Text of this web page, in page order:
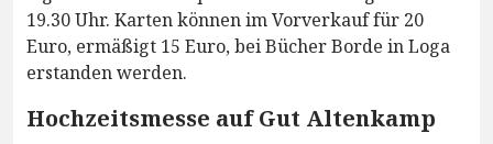
19.30 Uhr. Karten können im Vorverkauf für 20
Euro, ermäßigt 15 Euro, bei Bücher Borde in Loga
erstanden werden.
Hochzeitsmesse auf Gut Altenkamp